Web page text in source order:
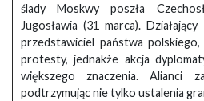
ślady Moskwy poszła
Jugosławia (31 marca).
przedstawiciel państwa
protesty, jednakże akcja
większego znaczenia. Alianci
podtrzymując nie tylko ustalenia